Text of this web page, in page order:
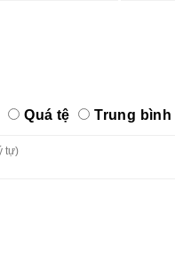
Quá tệ Trung bình